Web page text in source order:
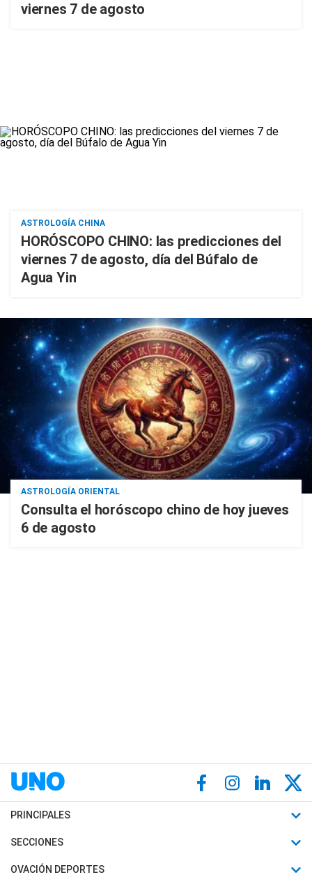
viernes 7 de agosto
ASTROLOGÍA CHINA
HORÓSCOPO CHINO: las predicciones del
viernes 7 de agosto, día del Búfalo de
Agua Yin
ASTROLOGÍA ORIENTAL
Consulta el horóscopo chino de hoy jueves
6 de agosto
PRINCIPALES
Últimas Noticias
Política
SECCIONES
Horóscopo
OVACIÓN DEPORTES